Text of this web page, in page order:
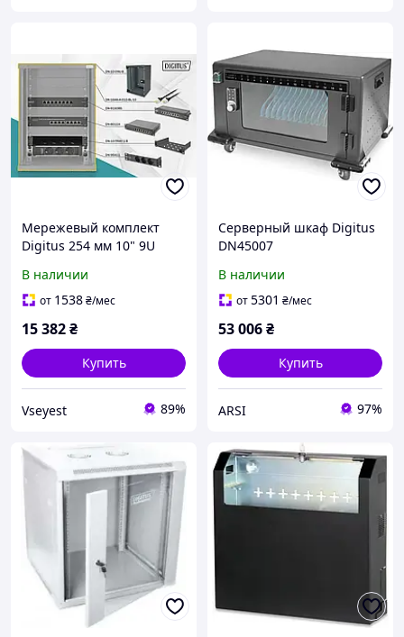
Мережевый комплект
Digitus 254 мм 10" 9U
В наличии
от 1538₴/мес
15 382₴
Купить
Vseyest 89%
Серверный шкаф Digitus
DN45007
В наличии
от5301 ₴/мес
53 006₴
Купить
ARSI 97%